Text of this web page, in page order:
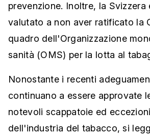
prevenzione. Inoltre, la Svizzera
valutato a non aver ratificato la
quadro dell'Organizzazione
sanità (OMS) per la lotta al
Nonostante i recenti
continuano a essere approvate
notevoli scappatoie ed
dell'industria del tabacco, si